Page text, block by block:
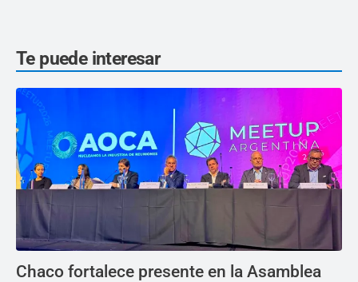
Te puede interesar
Chaco fortalece presente en la Asamblea